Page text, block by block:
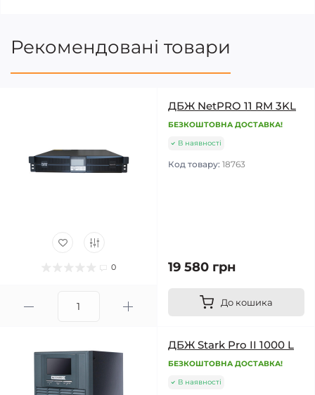
Рекомендовані товари
0
ДБЖ NetPRO 11 RM 3KL
БЕЗКОШТОВНА ДОСТАВКА!
В наявності
Код товару: 18763
19 580 грн
До кошика
ДБЖ Stark Pro II 1000 L
БЕЗКОШТОВНА ДОСТАВКА!
В наявності